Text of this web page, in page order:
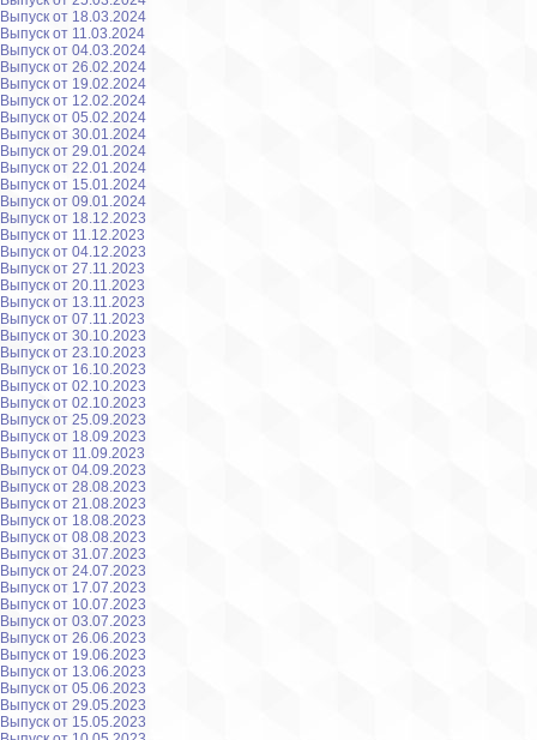
Выпуск от 18.03.2024
Выпуск от 11.03.2024
Выпуск от 04.03.2024
Выпуск от 26.02.2024
Выпуск от 19.02.2024
Выпуск от 12.02.2024
Выпуск от 05.02.2024
Выпуск от 30.01.2024
Выпуск от 29.01.2024
Выпуск от 22.01.2024
Выпуск от 15.01.2024
Выпуск от 09.01.2024
Выпуск от 18.12.2023
Выпуск от 11.12.2023
Выпуск от 04.12.2023
Выпуск от 27.11.2023
Выпуск от 20.11.2023
Выпуск от 13.11.2023
Выпуск от 07.11.2023
Выпуск от 30.10.2023
Выпуск от 23.10.2023
Выпуск от 16.10.2023
Выпуск от 02.10.2023
Выпуск от 02.10.2023
Выпуск от 25.09.2023
Выпуск от 18.09.2023
Выпуск от 11.09.2023
Выпуск от 04.09.2023
Выпуск от 28.08.2023
Выпуск от 21.08.2023
Выпуск от 18.08.2023
Выпуск от 08.08.2023
Выпуск от 31.07.2023
Выпуск от 24.07.2023
Выпуск от 17.07.2023
Выпуск от 10.07.2023
Выпуск от 03.07.2023
Выпуск от 26.06.2023
Выпуск от 19.06.2023
Выпуск от 13.06.2023
Выпуск от 05.06.2023
Выпуск от 29.05.2023
Выпуск от 15.05.2023